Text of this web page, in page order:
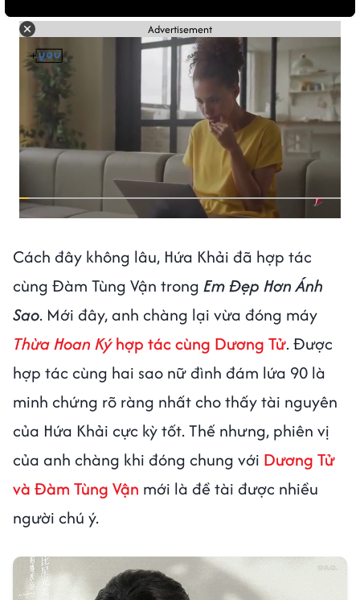
Advertisement
Cách đây không lâu, Hứa Khải đã hợp tác
cùng Đàm Tùng Vận trong Em Đẹp Hơn Ánh
Sao. Mới đây, anh chàng lại vừa đóng máy
Thừa Hoan Kýhợp tác cùng Dương Tử. Được
hợp tác cùng hai sao nữ đình đám lứa 90 là
minh chứng rõ ràng nhất cho thấy tài nguyên
của Hứa Khải cực kỳ tốt. Thế nhưng, phiên vị
của anh chàng khi đóng chung với Dương Tử
và Đàm Tùng Vận mới là đề tài được nhiều
người chú ý.